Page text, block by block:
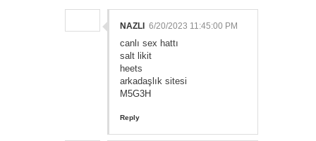
NAZLI 6/20/2023 11:45:00 PM
canlı sex hattı
salt likit
heets
arkadaşlık sitesi
M5G3H
Reply